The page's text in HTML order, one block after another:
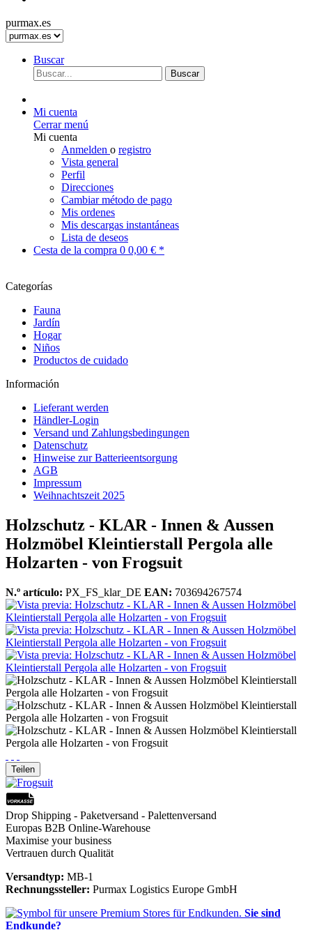
purmax.es
Buscar
Buscar
Mi cuenta
Cerrar menú
Mi cuenta
Anmelden o registro
Vista general
Perfil
Direcciones
Cambiar método de pago
Mis ordenes
Mis descargas instantáneas
Lista de deseos
Cesta de la compra 0 0,00 € *
Categorías
Fauna
Jardín
Hogar
Niños
Productos de cuidado
Información
Lieferant werden
Händler-Login
Versand und Zahlungsbedingungen
Datenschutz
Hinweise zur Batterieentsorgung
AGB
Impressum
Weihnachtszeit 2025
Holzschutz - KLAR - Innen & Aussen
Holzmöbel Kleintierstall Pergola alle
Holzarten - von Frogsuit
N.º artículo: PX_FS_klar_DE EAN: 703694267574
Teilen
Drop Shipping - Paketversand - Palettenversand
Europas B2B Online-Warehouse
Maximise your business
Vertrauen durch Qualität
Versandtyp: MB-1
Rechnungssteller: Purmax Logistics Europe GmbH
Sie sind
Endkunde?